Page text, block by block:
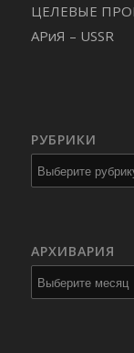
ЦЕЛЕВЫЕ
АРиЯ – USSR
РУБРИКИ
АРХИВАРИЯ